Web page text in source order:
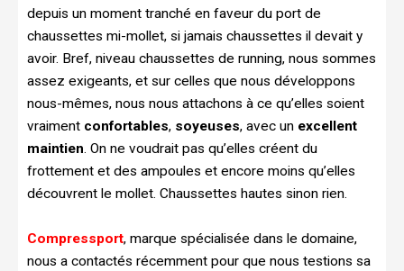
depuis un moment tranché en faveur du port de
chaussettes mi-mollet, si jamais chaussettes il devait y
avoir. Bref, niveau chaussettes de running, nous sommes
assez exigeants, et sur celles que nous développons
nous-mêmes, nous nous attachons à ce qu’elles soient
vraiment confortables, soyeuses, avec un excellent
maintien. On ne voudrait pas qu’elles créent du
frottement et des ampoules et encore moins qu’elles
découvrent le mollet. Chaussettes hautes sinon rien.
Compressport, marque spécialisée dans le domaine,
nous a contactés récemment pour que nous testions sa